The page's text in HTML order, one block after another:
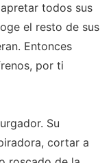
todos sus
el resto de sus
Entonces
por ti
Su
cortar a